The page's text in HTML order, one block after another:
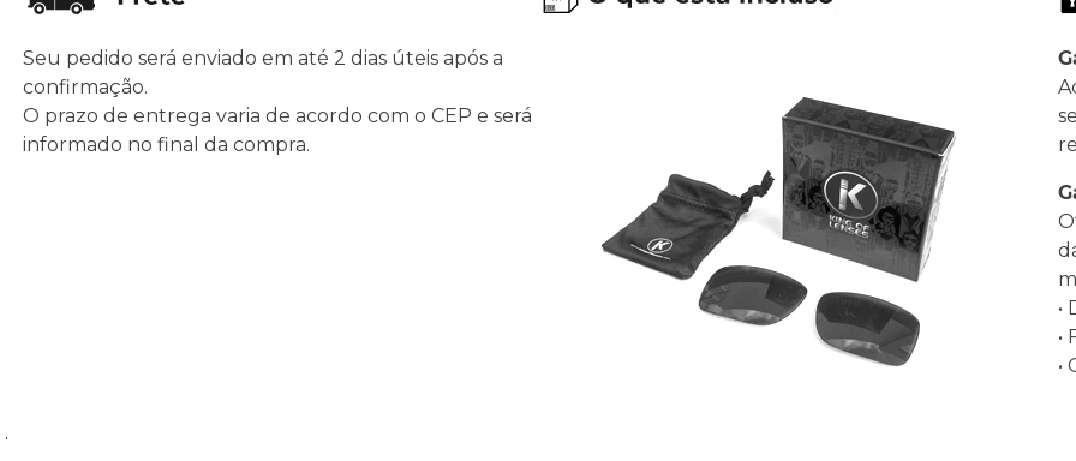
Seu pedido será enviado em até 2 dias úteis após a
confirmação.
O prazo de entrega varia de acordo com o CEP e será
informado no final da compra.
•
•
•
.